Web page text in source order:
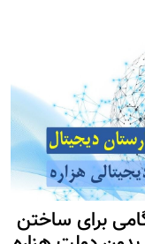
برای ساختن